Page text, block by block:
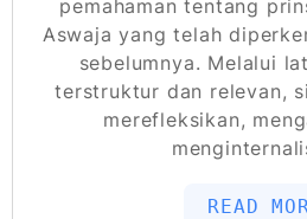
pemahaman tentang
Aswaja yang telah
sebelumnya. Melalui
terstruktur dan relevan,
merefleksikan,
READ